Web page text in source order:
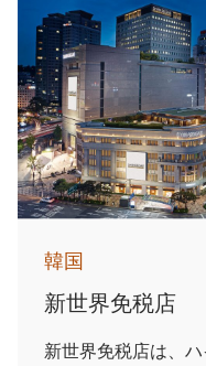
韓国
新世界免税店
新世界免税店は、